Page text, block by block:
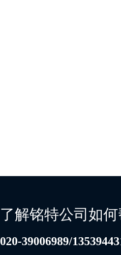
了解铭特公司如何
020-39006989/